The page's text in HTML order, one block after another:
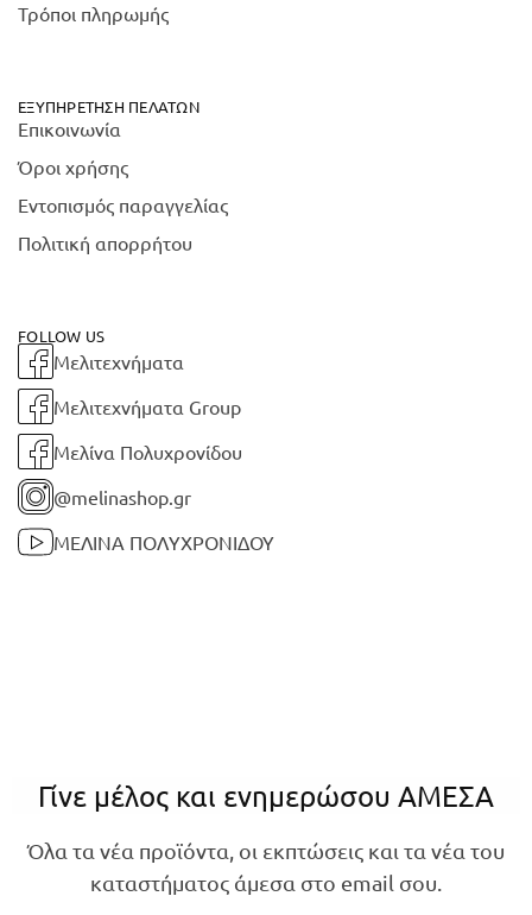
Τρόποι πληρωμής
ΕΞΥΠΗΡΈΤΗΣΗ ΠΕΛΑΤΏΝ
Επικοινωνία
Όροι χρήσης
Εντοπισμός παραγγελίας
Πολιτική απορρήτου
FOLLOW US
Μελιτεχνήματα
Μελιτεχνήματα Group
Μελίνα Πολυχρονίδου
@melinashop.gr
ΜΕΛΙΝΑ ΠΟΛΥΧΡΟΝΙΔΟΥ
Γίνε μέλος και ενημερώσου ΑΜΕΣΑ
Όλα τα νέα προϊόντα, οι εκπτώσεις και τα νέα του
καταστήματος άμεσα στο email σου.